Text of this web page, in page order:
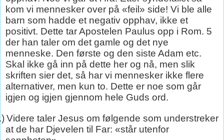
kom vi mennesker over på «feil» side! Vi ble alle
barn som hadde et negativ opphav, ikke et
positivt. Dette tar Apostelen Paulus opp i Rom. 5
der han taler om det gamle og det nye
menneske. Den første og den siste Adam etc.
Skal ikke gå inn på dette her og nå, men slik
skriften sier det, så har vi mennesker ikke flere
alternativer, men kun to. Dette er noe som går
igjen og igjen gjennom hele Guds ord.
Videre taler Jesus om følgende som understreker
at de har Djevelen til Far: «står utenfor